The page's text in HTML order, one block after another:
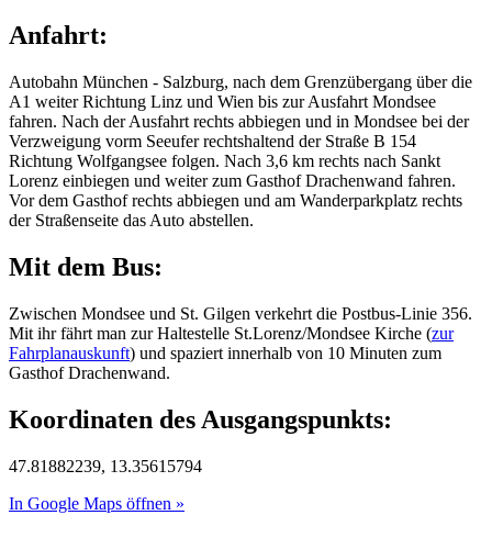
Anfahrt:
Autobahn München - Salzburg, nach dem Grenzübergang über die
A1 weiter Richtung Linz und Wien bis zur Ausfahrt Mondsee
fahren. Nach der Ausfahrt rechts abbiegen und in Mondsee bei der
Verzweigung vorm Seeufer rechtshaltend der Straße B 154
Richtung Wolfgangsee folgen. Nach 3,6 km rechts nach Sankt
Lorenz einbiegen und weiter zum Gasthof Drachenwand fahren.
Vor dem Gasthof rechts abbiegen und am Wanderparkplatz rechts
der Straßenseite das Auto abstellen.
Mit dem Bus:
Zwischen Mondsee und St. Gilgen verkehrt die Postbus-Linie 356.
Mit ihr fährt man zur Haltestelle St.Lorenz/Mondsee Kirche (zur
Fahrplanauskunft) und spaziert innerhalb von 10 Minuten zum
Gasthof Drachenwand.
Koordinaten des Ausgangspunkts:
47.81882239, 13.35615794
In Google Maps öffnen »